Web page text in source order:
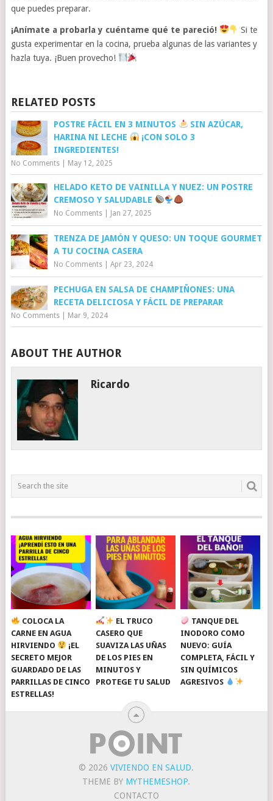
que puedes preparar.
¡Anímate a probarla y cuéntame qué te pareció!
Si te
gusta experimentar en la cocina, prueba algunas de las variantes y
hazla tuya. ¡Buen provecho!
RELATED POSTS
POSTRE FÁCIL EN 3 MINUTOS
SIN AZÚCAR,
HARINA NI LECHE
¡CON SOLO 3
INGREDIENTES!
No Comments| May 12, 2025
HELADO KETO DE VAINILLA Y NUEZ: UN POSTRE
CREMOSO Y SALUDABLE
No Comments| Jan 27, 2025
TRENZA DE JAMÓN Y QUESO: UN TOQUE GOURMET
A TU COCINA CASERA
No Comments| Apr 23, 2024
PECHUGA EN SALSA DE CHAMPIÑONES: UNA
RECETA DELICIOSA Y FÁCIL DE PREPARAR
No Comments| Mar 9, 2024
ABOUT THE AUTHOR
Ricardo
COLOCA LA
CARNE EN AGUA
HIRVIENDO
¡EL
SECRETO MEJOR
GUARDADO DE LAS
PARRILLAS DE CINCO
ESTRELLAS!
EL TRUCO
CASERO QUE
SUAVIZA LAS UÑAS
DE LOS PIES EN
MINUTOS Y
PROTEGE TU SALUD
TANQUE DEL
INODORO COMO
NUEVO: GUÍA
COMPLETA, FÁCIL Y
SIN QUÍMICOS
AGRESIVOS
© 2026VIVIENDO EN SALUD.
THEME BY MYTHEMESHOP.
CONTACTO